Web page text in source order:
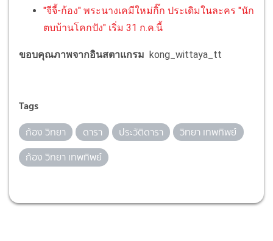
"จีจี้-ก้อง" พระนางเคมีใหม่กิ๊ก ประเดิมในละคร "นัก
ตบบ้านโคกปัง" เริ่ม 31 ก.ค.นี้
ขอบคุณภาพจากอินสตาแกรม kong_wittaya_tt
Tags
ก้อง วิทยา ดารา ประวัติดารา
วิทยา เทพทิพย์
ก้อง วิทยา เทพทิพย์